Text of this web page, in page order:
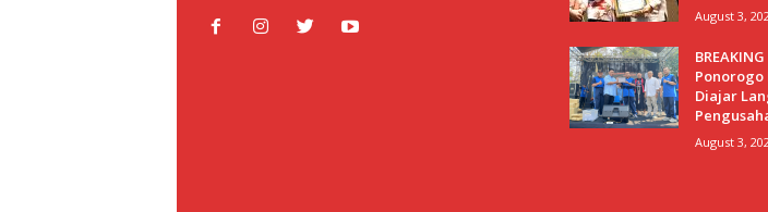
August 3,
Ponorogo
Diajar
August 3,